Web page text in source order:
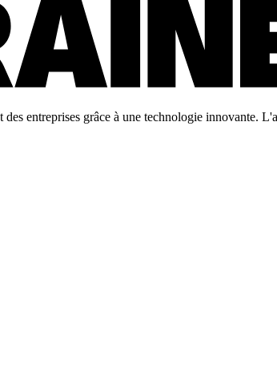
entreprises grâce à une technologie innovante.